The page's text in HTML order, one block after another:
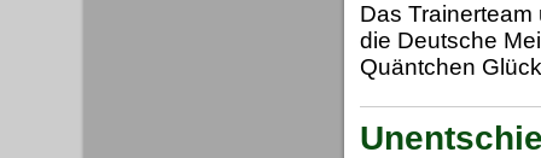
Das
die Deutsche
Quäntchen